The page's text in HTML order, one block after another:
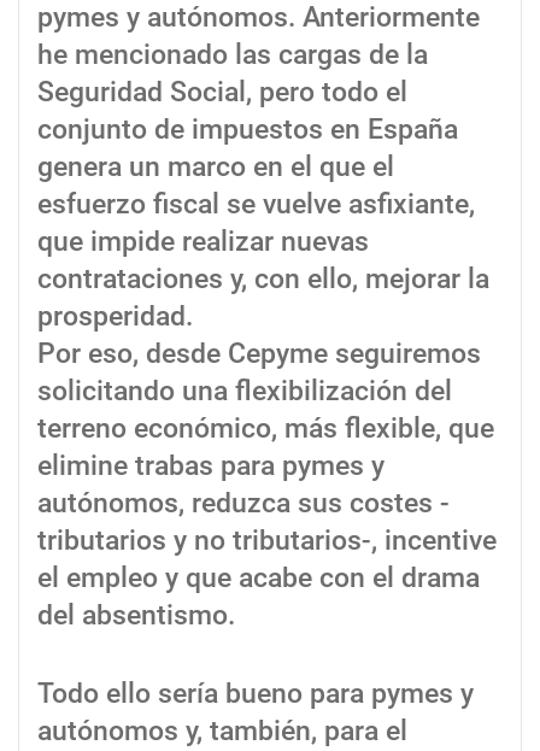
pymes y autónomos. Anteriormente
he mencionado las cargas de la
Seguridad Social, pero todo el
conjunto de impuestos en España
genera un marco en el que el
esfuerzo fiscal se vuelve asfixiante,
que impide realizar nuevas
contrataciones y, con ello, mejorar la
prosperidad.
Por eso, desde Cepyme seguiremos
solicitando una flexibilización del
terreno económico, más flexible, que
elimine trabas para pymes y
autónomos, reduzca sus costes -
tributarios y no tributarios-, incentive
el empleo y que acabe con el drama
del absentismo.
Todo ello sería bueno para pymes y
autónomos y, también, para el